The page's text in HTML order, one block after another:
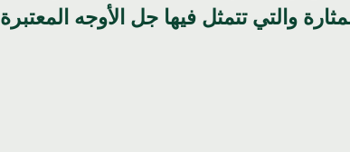
والتي تتمثل فيها جل الأوجه المعتبرة